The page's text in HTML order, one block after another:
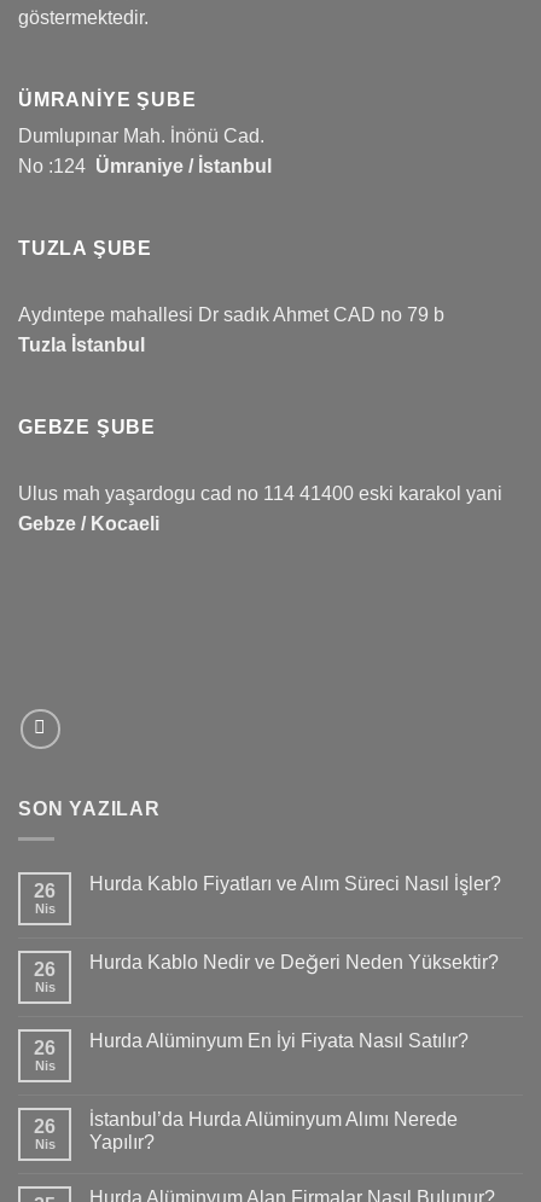
göstermektedir.
ÜMRANIYE ŞUBE
Dumlupınar Mah. İnönü Cad.
No :124 Ümraniye / İstanbul
TUZLA ŞUBE
Aydıntepe mahallesi Dr sadık Ahmet CAD no 79 b
Tuzla İstanbul
GEBZE ŞUBE
Ulus mah yaşardogu cad no 114 41400 eski karakol yani
Gebze / Kocaeli
SON YAZILAR
26
Nis
Hurda Kablo Fiyatları ve Alım Süreci Nasıl İşler?
26
Nis
Hurda Kablo Nedir ve Değeri Neden Yüksektir?
26
Nis
Hurda Alüminyum En İyi Fiyata Nasıl Satılır?
26
Nis
İstanbul’da Hurda Alüminyum Alımı Nerede
Yapılır?
Hurda Alüminyum Alan Firmalar Nasıl Bulunur?